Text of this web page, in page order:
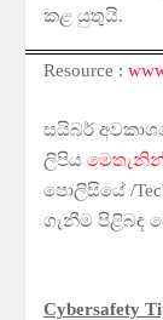
කළ යුතුයි.
Resource :
සයිබර්
ලිපිය
පොලිසියේ /
ගැනීම පිළිබඳ
Cybersafety